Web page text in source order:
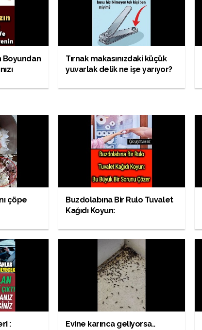
Boyundan
Tırnak makasınızdaki küçük
yuvarlak delik ne işe yarıyor?
çöpe
Buzdolabına Bir Rulo Tuvalet
Kağıdı Koyun:
:
Evine karınca geliyorsa..